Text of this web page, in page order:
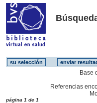
Base
Referencias
página 1 de 1